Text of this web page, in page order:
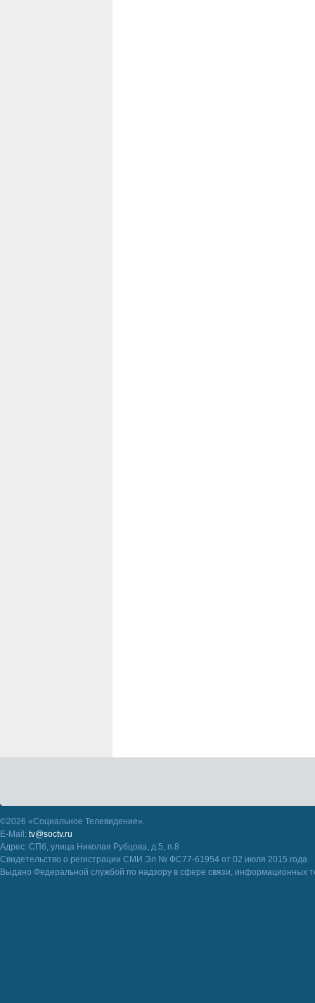
©2026 «Социальное Телевидение».
E-Mail: tv@soctv.ru
Адрес: СПб, улица Николая Рубцова, д.5, п.8
Свидетельство о регистрации СМИ Эл № ФС77-61954 от 02 июля 2015 года
Выдано Федеральной службой по надзору в сфере связи, информационных